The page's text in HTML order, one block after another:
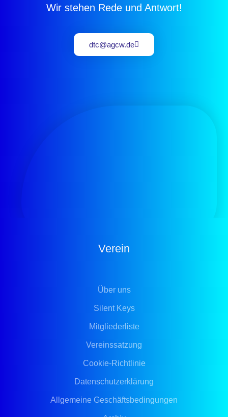
Wir stehen Rede und Antwort!
dtc@agcw.de
Verein
Über uns
Silent Keys
Mitgliederliste
Vereinssatzung
Cookie-Richtlinie
Datenschutzerklärung
Allgemeine Geschäftsbedingungen